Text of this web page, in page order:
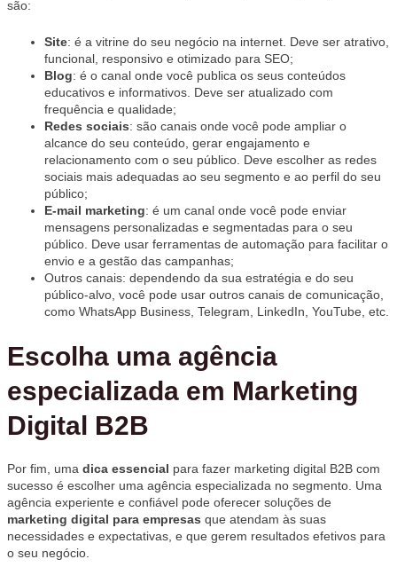
são:
Site: é a vitrine do seu negócio na internet. Deve ser atrativo,
funcional, responsivo e otimizado para SEO;
Blog: é o canal onde você publica os seus conteúdos
educativos e informativos. Deve ser atualizado com
frequência e qualidade;
Redes sociais: são canais onde você pode ampliar o
alcance do seu conteúdo, gerar engajamento e
relacionamento com o seu público. Deve escolher as redes
sociais mais adequadas ao seu segmento e ao perfil do seu
público;
E-mail marketing: é um canal onde você pode enviar
mensagens personalizadas e segmentadas para o seu
público. Deve usar ferramentas de automação para facilitar o
envio e a gestão das campanhas;
Outros canais: dependendo da sua estratégia e do seu
público-alvo, você pode usar outros canais de comunicação,
como WhatsApp Business, Telegram, LinkedIn, YouTube, etc.
Escolha uma agência
especializada em Marketing
Digital B2B
Por fim, uma dica essencial para fazer marketing digital B2B com
sucesso é escolher uma agência especializada no segmento. Uma
agência experiente e confiável pode oferecer soluções de
marketing digital para empresas que atendam às suas
necessidades e expectativas, e que gerem resultados efetivos para
o seu negócio.